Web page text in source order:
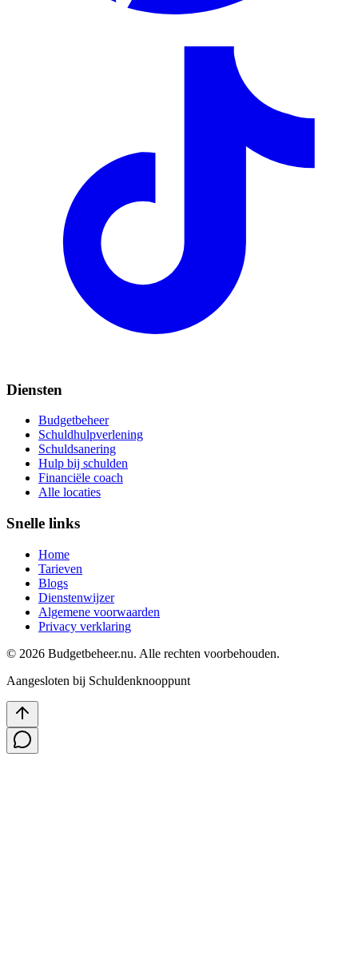
Diensten
Budgetbeheer
Schuldhulpverlening
Schuldsanering
Hulp bij schulden
Financiële coach
Alle locaties
Snelle links
Home
Tarieven
Blogs
Dienstenwijzer
Algemene voorwaarden
Privacy verklaring
© 2026 Budgetbeheer.nu. Alle rechten voorbehouden.
Aangesloten bij Schuldenknooppunt